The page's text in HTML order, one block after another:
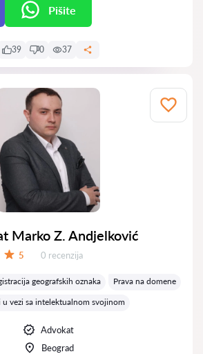
Pišite
39 0 37
Marko Z. Andjelković
5 Recenzija:
0 recenzija
geografskih oznaka
Prava na domene
u vezi sa intelektualnom svojinom
Advokat
Beograd